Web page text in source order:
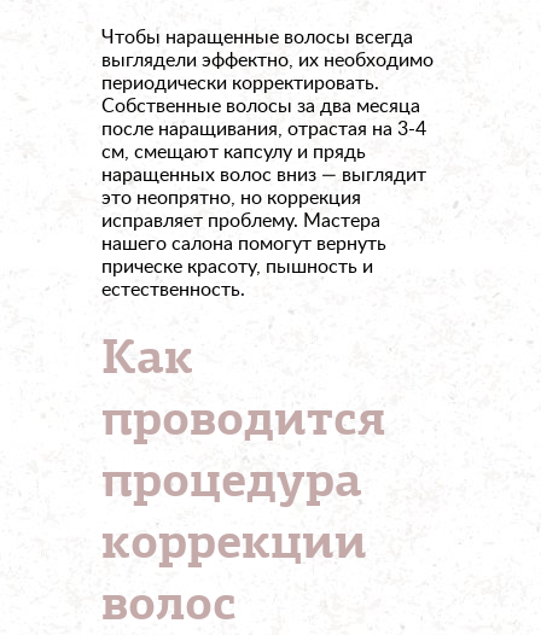
Чтобы наращенные волосы всегда
выглядели эффектно, их необходимо
периодически корректировать.
Собственные волосы за два месяца
после наращивания, отрастая на 3-4
см, смещают капсулу и прядь
наращенных волос вниз — выглядит
это неопрятно, но коррекция
исправляет проблему. Мастера
нашего салона помогут вернуть
прическе красоту, пышность и
естественность.
Как
проводится
процедура
коррекции
волос